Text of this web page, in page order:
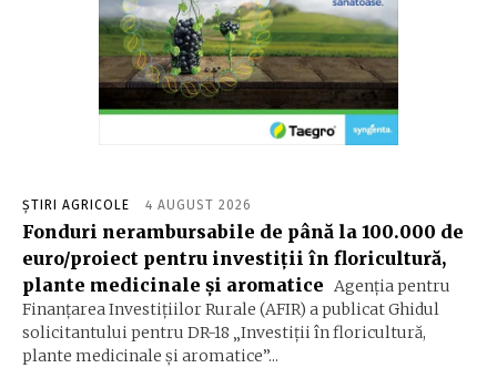
ȘTIRI AGRICOLE 4 AUGUST 2026
Fonduri nerambursabile de până la 100.000 de
euro/proiect pentru investiţii în floricultură,
plante medicinale şi aromatice Agenţia pentru
Finanţarea Investiţiilor Rurale (AFIR) a publicat Ghidul
solicitantului pentru DR-18 „Investiţii în floricultură,
plante medicinale şi aromatice”...